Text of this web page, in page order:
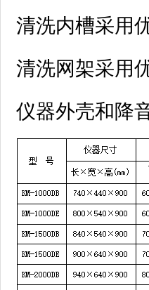
清洗内槽采用
清洗网架采用
仪器外壳和降